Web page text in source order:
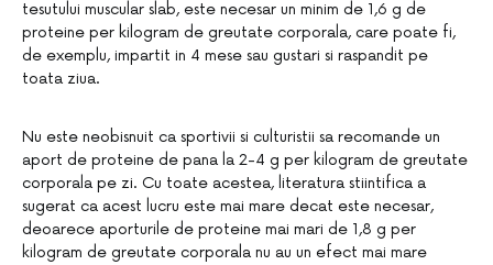
tesutului muscular slab, este necesar un minim de 1,6 g de
proteine ​​per kilogram de greutate corporala, care poate fi,
de exemplu, impartit in 4 mese sau gustari si raspandit pe
toata ziua.
Nu este neobisnuit ca sportivii si culturistii sa recomande un
aport de proteine ​​de pana la 2-4 g per kilogram de greutate
corporala pe zi. Cu toate acestea, literatura stiintifica a
sugerat ca acest lucru este mai mare decat este necesar,
deoarece aporturile de proteine ​​mai mari de 1,8 g per
kilogram de greutate corporala nu au un efect mai mare